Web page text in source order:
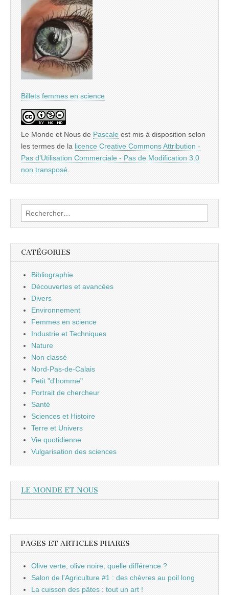
Billets femmes en science
Le Monde et Nous de Pascale est mis à disposition selon
les termes de la licence Creative Commons Attribution -
Pas d’Utilisation Commerciale - Pas de Modification 3.0
non transposé
Rechercher :
CATÉGORIES
Bibliographie
Découvertes et avancées
Divers
Environnement
Femmes en science
Industrie et Techniques
Nature
Non classé
Nord-Pas-de-Calais
Petit "d'homme"
Portrait de chercheur
Santé
Sciences et Histoire
Terre et Univers
Vie quotidienne
Vulgarisation des sciences
LE MONDE ET NOUS
PAGES ET ARTICLES PHARES
Olive verte, olive noire, quelle différence ?
Salon de l'Agriculture #1 : des chèvres au poil long
La cuisson des pâtes : tout un art !